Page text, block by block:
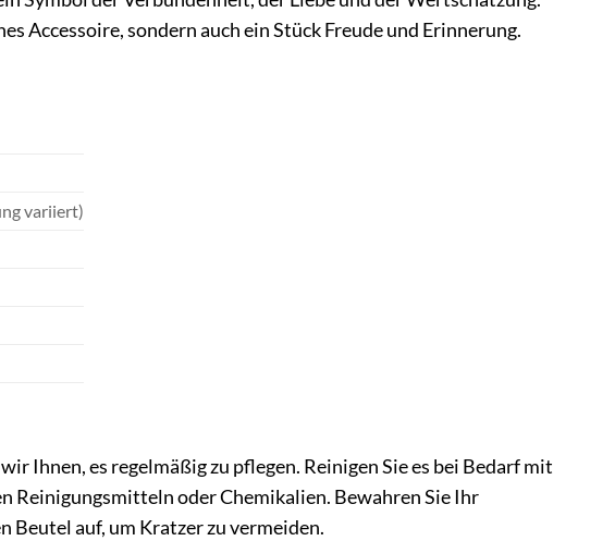
Accessoire, sondern auch ein Stück Freude und Erinnerung.
variiert)
Ihnen, es regelmäßig zu pflegen. Reinigen Sie es bei Bedarf mit
Reinigungsmitteln oder Chemikalien. Bewahren Sie Ihr
Beutel auf, um Kratzer zu vermeiden.